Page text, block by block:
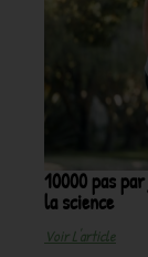
10000 pas
la science
Voir L'article